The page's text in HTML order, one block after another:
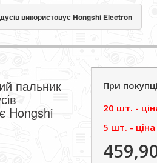
використовує Hongshi Electron
пальник
Hongshi
При
20 шт. -
5 шт. - цiна